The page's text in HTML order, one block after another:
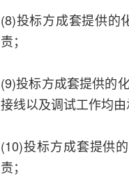
(8)投标方成套提供的
责；
(9)投标方成套提供的
接线以及调试工作均由
(10)投标方成套提供
责；